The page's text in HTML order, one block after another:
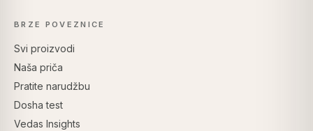
BRZE POVEZNICE
Svi proizvodi
Naša priča
Pratite narudžbu
Dosha test
Vedas Insights